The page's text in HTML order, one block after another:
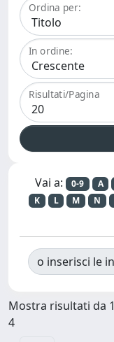
Ordina per:
In ordine:
Risultati/Pagina
Vai a: 0-9 A
K
L M N
o inserisci le
Mostra risultati da
4